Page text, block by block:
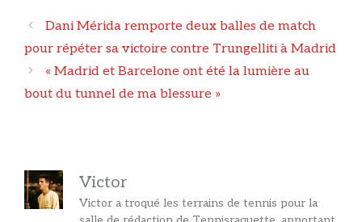
Navigation
des
articles
Dani Mérida remporte deux balles de match
pour répéter sa victoire contre Trungelliti à Madrid
« Madrid et Barcelone ont été la lumière au
bout du tunnel de ma blessure »
Victor
Victor a troqué les terrains de tennis pour la